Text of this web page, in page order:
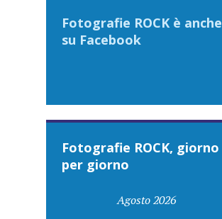
Fotografie ROCK è anche
su Facebook
Fotografie ROCK, giorno
per giorno
Agosto 2026